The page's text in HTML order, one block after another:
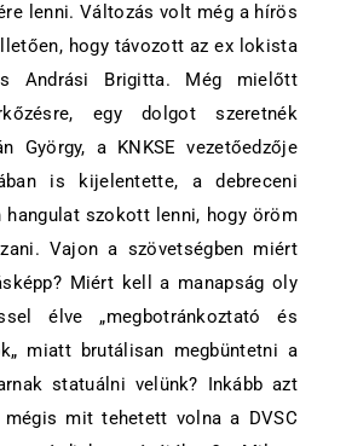
lenni. Változás volt még a hírös
hogy távozott az ex lokista
Andrási Brigitta. Még mielőtt
egy dolgot szeretnék
György, a KNKSE vezetőedzője
is kijelentette, a debreceni
hangulat szokott lenni, hogy öröm
Vajon a szövetségben miért
Miért kell a manapság oly
élve „megbotránkoztató és
miatt brutálisan megbüntetni a
statuálni velünk? Inkább azt
mégis mit tehetett volna a DVSC